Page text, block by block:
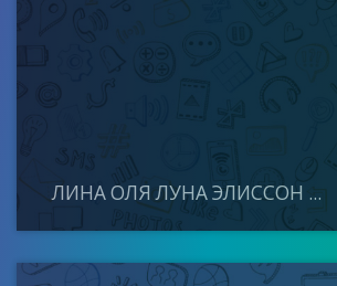
ЛИНА ОЛЯ ЛУНА ЭЛИССОН ...